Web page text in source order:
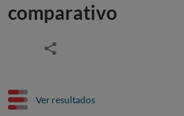
comparativo
Ver resultados